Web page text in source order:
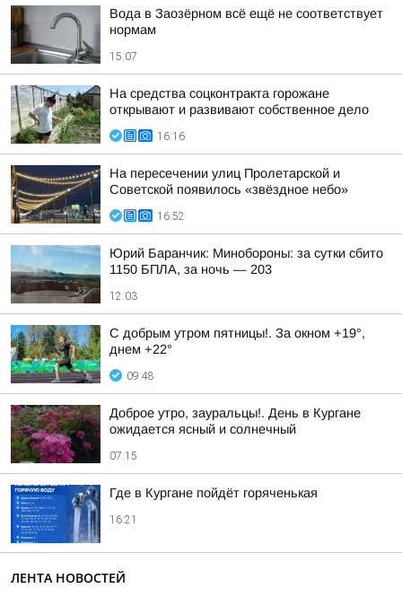
Вода в Заозёрном всё ещё не соответствует
нормам
15:07
На средства соцконтракта горожане
открывают и развивают собственное дело
16:16
На пересечении улиц Пролетарской и
Советской появилось «звёздное небо»
16:52
Юрий Баранчик: Минобороны: за сутки сбито
1150 БПЛА, за ночь — 203
12:03
С добрым утром пятницы!. За окном +19°,
днем +22°
09:48
Доброе утро, зауральцы!. День в Кургане
ожидается ясный и солнечный
07:15
Где в Кургане пойдёт горяченькая
16:21
ЛЕНТА НОВОСТЕЙ